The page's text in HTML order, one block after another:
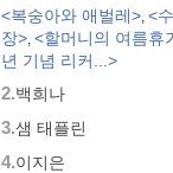
모두가 친구
벨 이마주
네버랜드 우리 걸작 그림
비룡소 아기 그림책
세밀화로 그린 보리 아기
붙여도 붙여도 스티커왕
<복숭아와 애벌레>, <
장>, <할머니의 여름휴
년 기념 리커...>
2.백희나
3.샘 태플린
4.이지은